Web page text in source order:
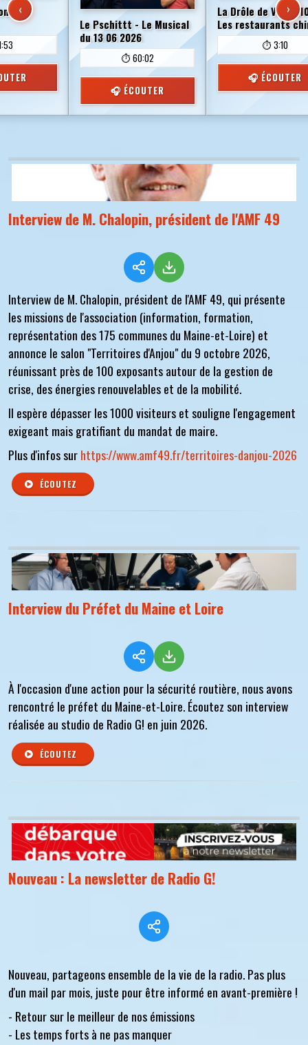
Le Pschittt - Le Musical
du 13 06 2026
⏱️ 60:02
🎧 ÉCOUTER
La Drôle de Vie -
Les restaurants
⏱️ 3:10
🎧 ÉCOUTER
‹ ›
Interview de M. Chalopin, président de l'AMF 49
Interview de M. Chalopin, président de l'AMF 49, qui présente
les missions de l'association (information, formation,
représentation des 175 communes du Maine-et-Loire) et
annonce le salon "Territoires d'Anjou" du 9 octobre 2026,
réunissant près de 100 exposants autour de la gestion de
crise, des énergies renouvelables et de la mobilité.
Il espère dépasser les 1000 visiteurs et souligne l'engagement
exigeant mais gratifiant du mandat de maire.
Plus d'infos surhttps://www.amf49.fr/territoires-danjou-2026
ÉCOUTEZ
Interview du Préfet du Maine et Loire
À l'occasion d'une action pour la sécurité routière, nous avons
rencontré le préfet du Maine-et-Loire. Écoutez son interview
réalisée au studio de Radio G! en juin 2026.
ÉCOUTEZ
Nouveau : La newsletter de Radio G!
Nouveau, partageons ensemble de la vie de la radio. Pas plus
d'un mail par mois, juste pour être informé en avant-première !
- Retour sur le meilleur de nos émissions
- Les temps forts à ne pas manquer